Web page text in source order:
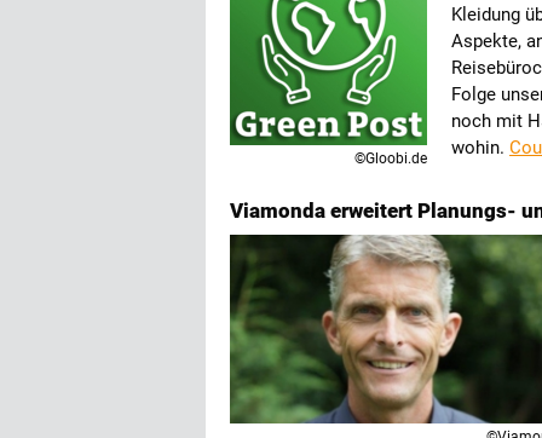
©Gloobi.de
Kleidung
Aspekte,
Folge
noch mit
wohin.
Viamonda erweitert Planungs-